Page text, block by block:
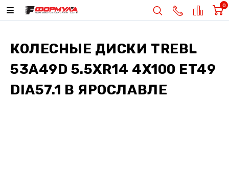
0
КОЛЕСНЫЕ ДИСКИ TREBL
53A49D 5.5XR14 4X100 ET49
DIA57.1 В ЯРОСЛАВЛЕ